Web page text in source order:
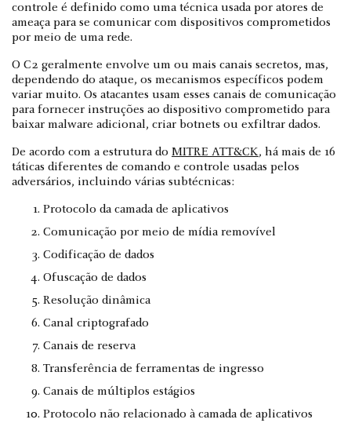
controle é definido como uma técnica usada por atores de
ameaça para se comunicar com dispositivos comprometidos
por meio de uma rede.
O C2 geralmente envolve um ou mais canais secretos, mas,
dependendo do ataque, os mecanismos específicos podem
variar muito. Os atacantes usam esses canais de comunicação
para fornecer instruções ao dispositivo comprometido para
baixar malware adicional, criar botnets ou exfiltrar dados.
De acordo com a estrutura do MITRE ATT&CK, há mais de 16
táticas diferentes de comando e controle usadas pelos
adversários, incluindo várias subtécnicas:
Protocolo da camada de aplicativos
Comunicação por meio de mídia removível
Codificação de dados
Ofuscação de dados
Resolução dinâmica
Canal criptografado
Canais de reserva
Transferência de ferramentas de ingresso
Canais de múltiplos estágios
Protocolo não relacionado à camada de aplicativos